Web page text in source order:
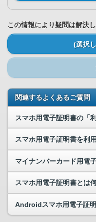
この情報により疑問は解決
(選択
関連するよくあるご質問
スマホ用電子証明書とは何